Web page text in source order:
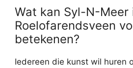
Wat kan Syl-N-Meer
Roelofarendsveen
betekenen?
Iedereen die kunst wil huren